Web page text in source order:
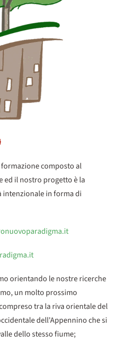
composto al
ed il nostro progetto è la
in forma di
orientando le nostre ricerche
un molto prossimo
tra la riva orientale del
dell'Appennino che si
dello stesso fiume;